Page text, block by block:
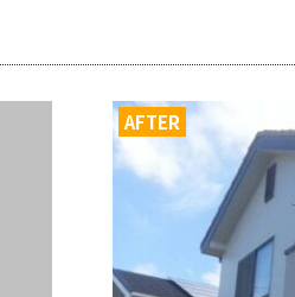
AFTER